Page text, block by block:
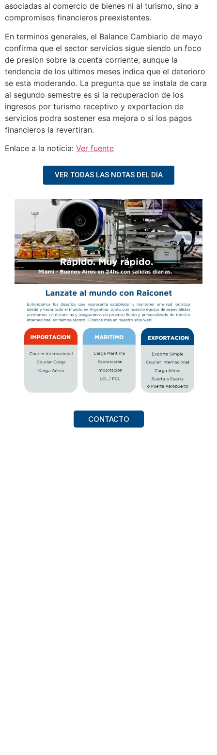
asociadas al comercio de bienes ni al turismo, sino a
compromisos financieros preexistentes.
En terminos generales, el Balance Cambiario de mayo
confirma que el sector servicios sigue siendo un foco
de presion sobre la cuenta corriente, aunque la
tendencia de los ultimos meses indica que el deterioro
se esta moderando. La pregunta que se instala de cara
al segundo semestre es si la recuperacion de los
ingresos por turismo receptivo y exportacion de
servicios podra sostener esa mejora o si los pagos
financieros la revertiran.
Enlace a la noticia: Ver fuente
VER TODAS LAS NOTAS DEL DIA
CONTACTO